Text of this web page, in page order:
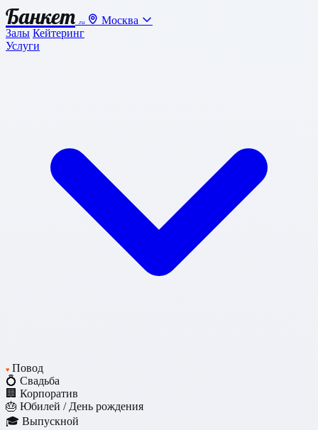
Банкет .ru
Москва
Залы Кейтеринг
Услуги
♥ Повод
💍 Свадьба
🏢 Корпоратив
🎂 Юбилей / День рождения
🎓 Выпускной